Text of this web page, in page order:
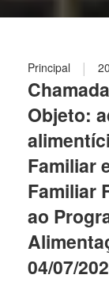
Principal |
Objeto:
Familiar
Familiar
ao
04/07/